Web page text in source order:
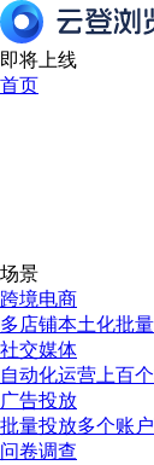
即将上线
首页
场景
跨境电商
多店铺本土化批
社交媒体
自动化运营上百
广告投放
批量投放多个账
问卷调查